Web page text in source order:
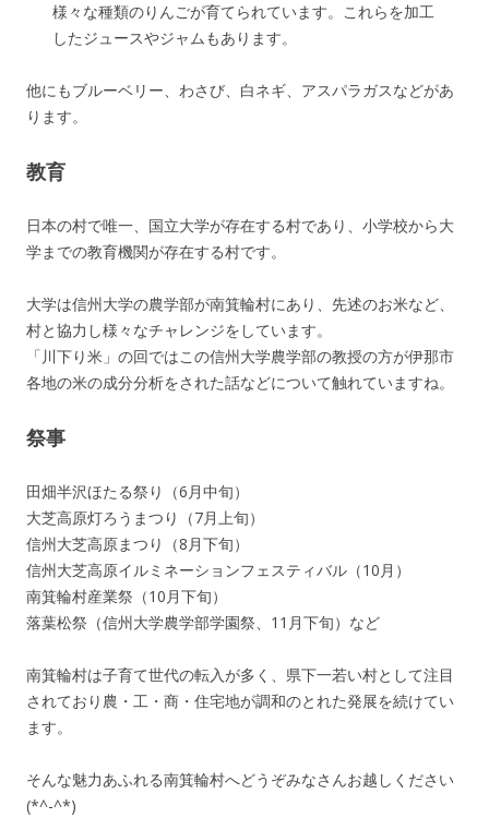
様々な種類のりんごが育てられています。これらを加工
したジュースやジャムもあります。
他にもブルーベリー、わさび、白ネギ、アスパラガスなどがあ
ります。
教育
日本の村で唯一、国立大学が存在する村であり、小学校から大
学までの教育機関が存在する村です。
大学は信州大学の農学部が南箕輪村にあり、先述のお米など、
村と協力し様々なチャレンジをしています。
「川下り米」の回ではこの信州大学農学部の教授の方が伊那市
各地の米の成分分析をされた話などについて触れていますね。
祭事
田畑半沢ほたる祭り（6月中旬）
大芝高原灯ろうまつり（7月上旬）
信州大芝高原まつり（8月下旬）
信州大芝高原イルミネーションフェスティバル（10月）
南箕輪村産業祭（10月下旬）
落葉松祭（信州大学農学部学園祭、11月下旬）など
南箕輪村は子育て世代の転入が多く、県下一若い村として注目
されており農・工・商・住宅地が調和のとれた発展を続けてい
ます。
そんな魅力あふれる南箕輪村へどうぞみなさんお越しください
(*^-^*)